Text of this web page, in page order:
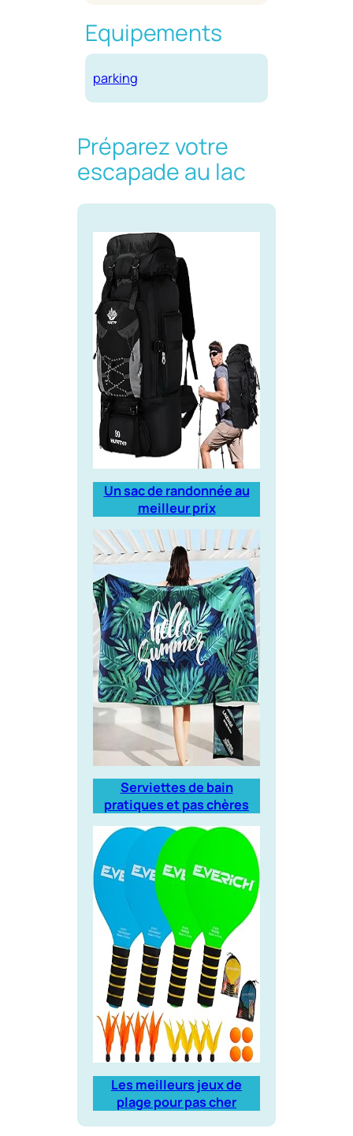
Equipements
parking
Préparez votre
escapade au lac
Un sac de randonnée au
meilleur prix
Serviettes de bain
pratiques et pas chères
Les meilleurs jeux de
plage pour pas cher